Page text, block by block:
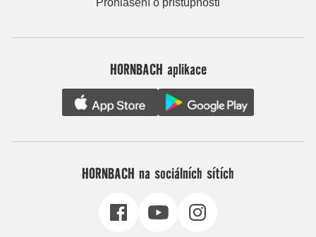
HORNBACH aplikace
HORNBACH na sociálních sítích